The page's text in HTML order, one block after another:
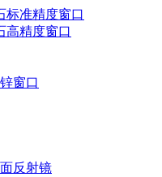
标准精度窗口
高精度窗口
窗口
反射镜